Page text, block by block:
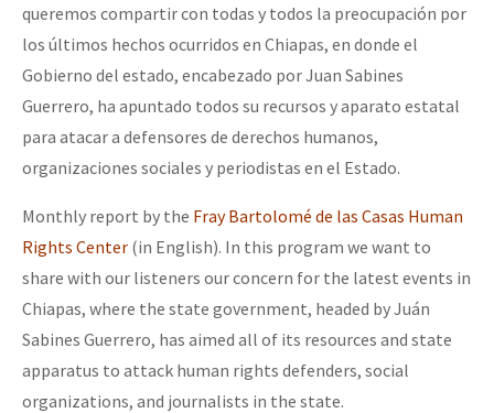
queremos compartir con todas y todos la preocupación por
los últimos hechos ocurridos en Chiapas, en donde el
Gobierno del estado, encabezado por Juan Sabines
Guerrero, ha apuntado todos su recursos y aparato estatal
para atacar a defensores de derechos humanos,
organizaciones sociales y periodistas en el Estado.
Monthly report by the Fray Bartolomé de las Casas Human
Rights Center (in English). In this program we want to
share with our listeners our concern for the latest events in
Chiapas, where the state government, headed by Juán
Sabines Guerrero, has aimed all of its resources and state
apparatus to attack human rights defenders, social
organizations, and journalists in the state.